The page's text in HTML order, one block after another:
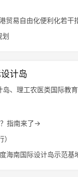
贸易自由化便利化若干
划
计岛
岛、理工农医类国际教
指南来了→
海南国际设计岛示范基